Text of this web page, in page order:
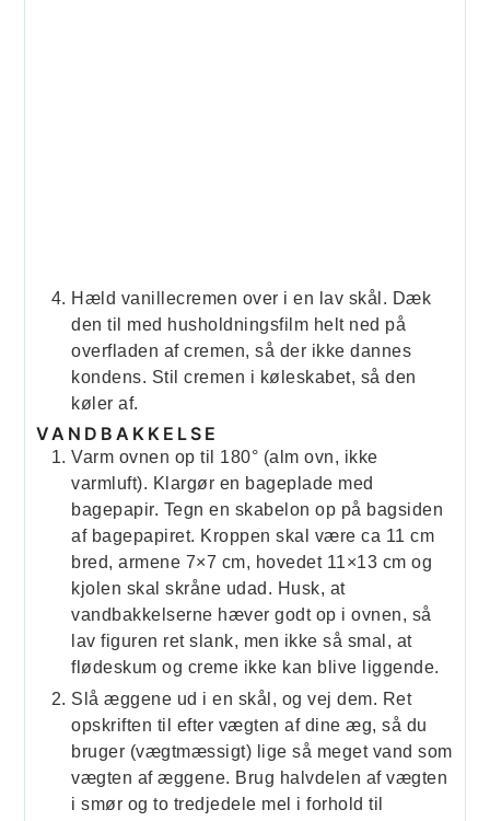
Hæld vanillecremen over i en lav skål. Dæk
den til med husholdningsfilm helt ned på
overfladen af cremen, så der ikke dannes
kondens. Stil cremen i køleskabet, så den
køler af.
VANDBAKKELSE
Varm ovnen op til 180° (alm ovn, ikke
varmluft). Klargør en bageplade med
bagepapir. Tegn en skabelon op på bagsiden
af bagepapiret. Kroppen skal være ca 11 cm
bred, armene 7×7 cm, hovedet 11×13 cm og
kjolen skal skråne udad. Husk, at
vandbakkelserne hæver godt op i ovnen, så
lav figuren ret slank, men ikke så smal, at
flødeskum og creme ikke kan blive liggende.
Slå æggene ud i en skål, og vej dem. Ret
opskriften til efter vægten af dine æg, så du
bruger (vægtmæssigt) lige så meget vand som
vægten af æggene. Brug halvdelen af vægten
i smør og to tredjedele mel i forhold til